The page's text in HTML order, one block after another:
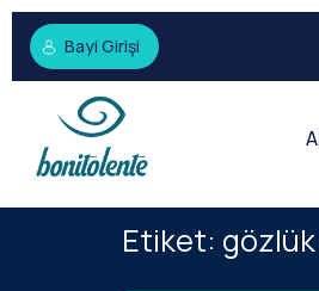
Bayi Girişi
Etiket: gözlük